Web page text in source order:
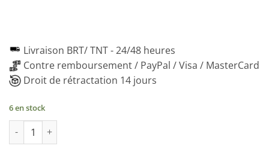
Livraison BRT/ TNT -24/48 heures
Contre remboursement / PayPal / Visa / MasterCard
Droit de rétractation 14 jours
6 en stock
quantité de Camion Vigili del Fuoco Modèle 3D mécanique en